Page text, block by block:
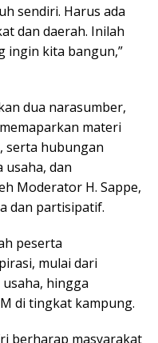
sendiri. Harus ada
dan daerah. Inilah
ingin kita bangun,”
dua narasumber,
materi
serta hubungan
usaha, dan
Moderator H. Sappe,
dan partisipatif.
peserta
mulai dari
hingga
di tingkat kampung.
berharap masyarakat